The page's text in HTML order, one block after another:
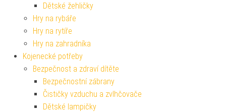
Dětské žehličky
Hry na rybáře
Hry na rytíře
Hry na zahradníka
Kojenecké potřeby
Bezpečnost a zdraví dítěte
Bezpečnostní zábrany
Čističky vzduchu a zvlhčovače
Dětské lampičky